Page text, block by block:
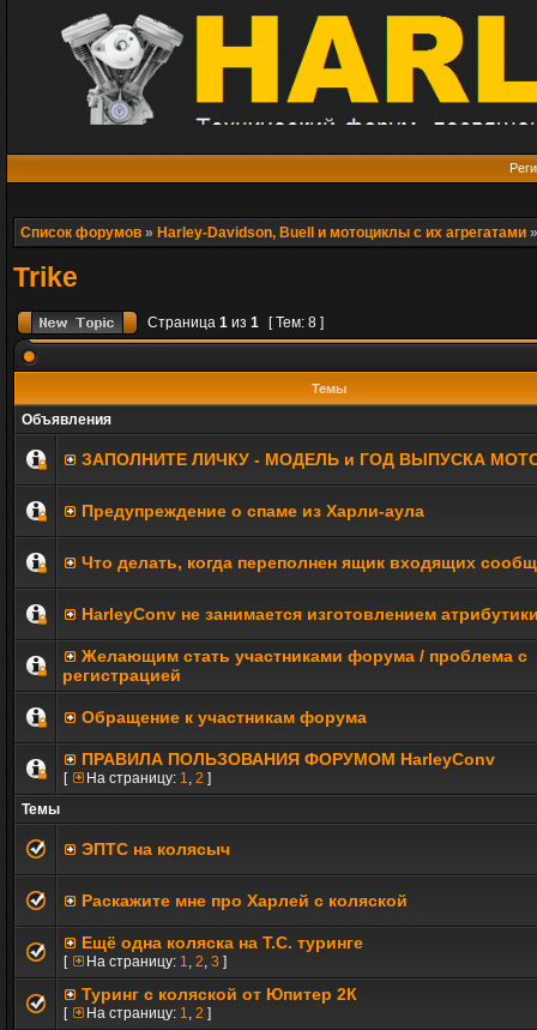
Список форумов » Harley-Davidson, Buell и мотоциклы с их агрегатами
Trike
Страница 1 из 1 [ Тем: 8 ]
Темы
Объявления
ЗАПОЛНИТE ЛИЧКУ - МОДЕЛЬ и ГОД ВЫПУСКА
Предупреждение о спаме из Харли-аула
Что делать, когда переполнен ящик входящих
HarleyConv не занимается изготовлением
Желающим стать участниками форума / проблема с
регистрацией
Обращение к участникам форума
ПРАВИЛА ПОЛЬЗОВАНИЯ ФОРУМОМ HarleyConv
[ На страницу: 1, 2 ]
Темы
ЭПТС на колясыч
Раскажите мне про Харлей с коляской
Ещё одна коляска на Т.С. туринге
[ На страницу: 1, 2, 3 ]
Туринг с коляской от Юпитер 2К
[ На страницу: 1, 2 ]